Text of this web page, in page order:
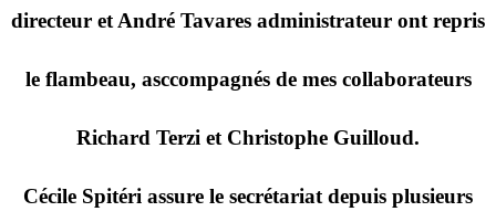
directeur et André Tavares administrateur ont repris
le flambeau, asccompagnés de mes collaborateurs
Richard Terzi et Christophe Guilloud.
Cécile Spitéri assure le secrétariat depuis plusieurs